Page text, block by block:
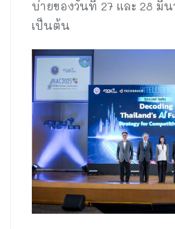
บ่ายของวันที่ 27 และ 28 มี
เป็นต้น